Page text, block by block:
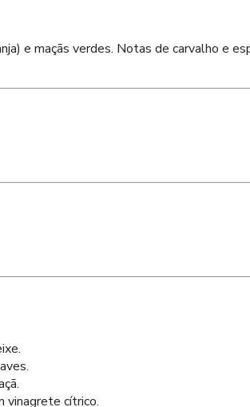
e maçãs verdes. Notas de carvalho e
vinagrete cítrico.